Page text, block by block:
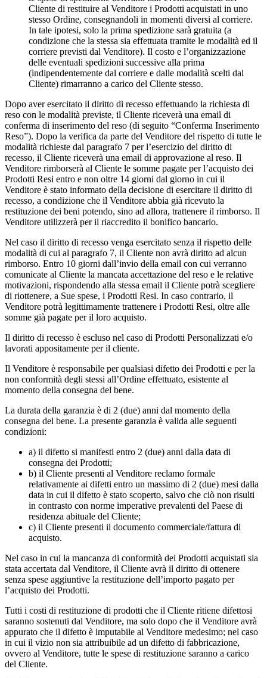
Cliente di restituire al Venditore i Prodotti acquistati in uno
stesso Ordine, consegnandoli in momenti diversi al corriere.
In tale ipotesi, solo la prima spedizione sarà gratuita (a
condizione che la stessa sia effettuata tramite le modalità ed il
corriere previsti dal Venditore). Il costo e l’organizzazione
delle eventuali spedizioni successive alla prima
(indipendentemente dal corriere e dalle modalità scelti dal
Cliente) rimarranno a carico del Cliente stesso.
Dopo aver esercitato il diritto di recesso effettuando la richiesta di
reso con le modalità previste, il Cliente riceverà una email di
conferma di inserimento del reso (di seguito “Conferma Inserimento
Reso”). Dopo la verifica da parte del Venditore del rispetto di tutte le
modalità richieste dal paragrafo 7 per l’esercizio del diritto di
recesso, il Cliente riceverà una email di approvazione al reso. Il
Venditore rimborserà al Cliente le somme pagate per l’acquisto dei
Prodotti Resi entro e non oltre 14 giorni dal giorno in cui il
Venditore è stato informato della decisione di esercitare il diritto di
recesso, a condizione che il Venditore abbia già ricevuto la
restituzione dei beni potendo, sino ad allora, trattenere il rimborso. Il
Venditore utilizzerà per il riaccredito il bonifico bancario.
Nel caso il diritto di recesso venga esercitato senza il rispetto delle
modalità di cui al paragrafo 7, il Cliente non avrà diritto ad alcun
rimborso. Entro 10 giorni dall’invio della email con cui verranno
comunicate al Cliente la mancata accettazione del reso e le relative
motivazioni, rispondendo alla stessa email il Cliente potrà scegliere
di riottenere, a Sue spese, i Prodotti Resi. In caso contrario, il
Venditore potrà legittimamente trattenere i Prodotti Resi, oltre alle
somme già pagate per il loro acquisto.
Il diritto di recesso è escluso nel caso di Prodotti Personalizzati e/o
lavorati appositamente per il cliente.
Il Venditore è responsabile per qualsiasi difetto dei Prodotti e per la
non conformità degli stessi all’Ordine effettuato, esistente al
momento della consegna del bene.
La durata della garanzia è di 2 (due) anni dal momento della
consegna del bene. La presente garanzia è valida alle seguenti
condizioni:
a) il difetto si manifesti entro 2 (due) anni dalla data di
consegna dei Prodotti;
b) il Cliente presenti al Venditore reclamo formale
relativamente ai difetti entro un massimo di 2 (due) mesi dalla
data in cui il difetto è stato scoperto, salvo che ciò non risulti
in contrasto con norme imperative prevalenti del Paese di
residenza abituale del Cliente;
c) il Cliente presenti il documento commerciale/fattura di
acquisto.
Nel caso in cui la mancanza di conformità dei Prodotti acquistati sia
stata accertata dal Venditore, il Cliente avrà il diritto di ottenere
senza spese aggiuntive la restituzione dell’importo pagato per
l’acquisto dei Prodotti.
Tutti i costi di restituzione di prodotti che il Cliente ritiene difettosi
saranno sostenuti dal Venditore, ma solo dopo che il Venditore avrà
appurato che il difetto è imputabile al Venditore medesimo; nel caso
in cui il vizio non sia attribuibile ad un difetto di fabbricazione,
ovvero al Venditore, tutte le spese di restituzione saranno a carico
del Cliente.